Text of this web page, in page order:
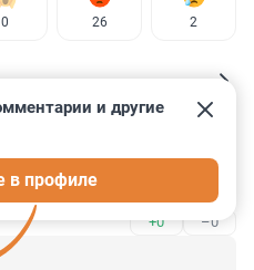
0 26 2
брал?
+0 –0
и другие
в профиле